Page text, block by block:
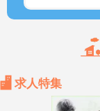
求人特集